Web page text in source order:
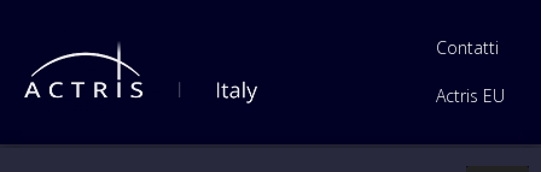
Contatti
Actris EU